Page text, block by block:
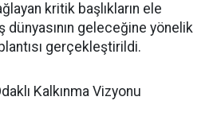
kritik başlıkların ele
dünyasının geleceğine yönelik
gerçekleştirildi.
Kalkınma Vizyonu